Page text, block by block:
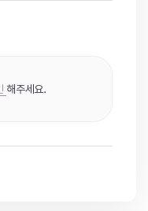
해주세요.